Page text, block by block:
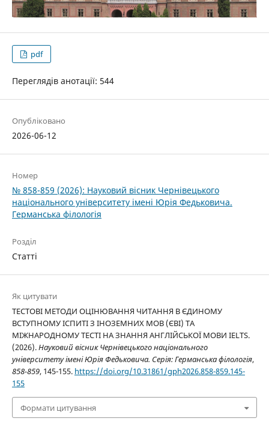
pdf
Переглядів анотації: 544
Опубліковано
2026-06-12
Номер
№ 858-859 (2026): Науковий вісник Чернівецького
національного університету імені Юрія Федьковича.
Германська філологія
Розділ
Статті
Як цитувати
ТЕСТОВІ МЕТОДИ ОЦІНЮВАННЯ ЧИТАННЯ В ЄДИНОМУ
ВСТУПНОМУ ІСПИТІ З ІНОЗЕМНИХ МОВ (ЄВІ) ТА
МІЖНАРОДНОМУ ТЕСТІ НА ЗНАННЯ АНГЛІЙСЬКОЇ МОВИ IELTS.
(2026).Науковий вісник Чернівецького національного
університету імені Юрія Федьковича. Серія: Германська філологія,
858-859, 145-155. https://doi.org/10.31861/gph2026.858-859.145-
155
Формати цитування